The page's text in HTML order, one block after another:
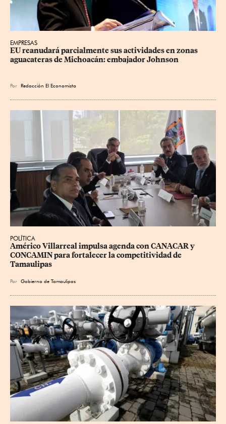
EMPRESAS
EU reanudará parcialmente sus actividades en zonas
aguacateras de Michoacán: embajador Johnson
Por Redacción El Economista
POLÍTICA
Américo Villarreal impulsa agenda con CANACAR y
CONCAMIN para fortalecer la competitividad de
Tamaulipas
Por Gobierno de Tamaulipas